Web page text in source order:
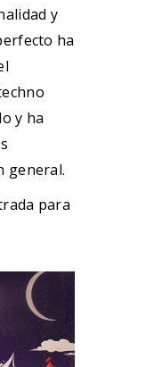
y
ha
y ha
general.
para